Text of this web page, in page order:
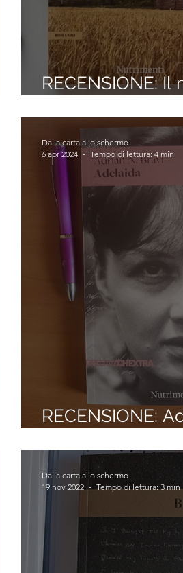
RECENSIONE:
RECENSIONE:
Dalla carta allo schermo
6 apr 2024
Tempo di lettura: 4 min
Dalla carta allo schermo
19 nov 2022
Tempo di lettura: 3 min